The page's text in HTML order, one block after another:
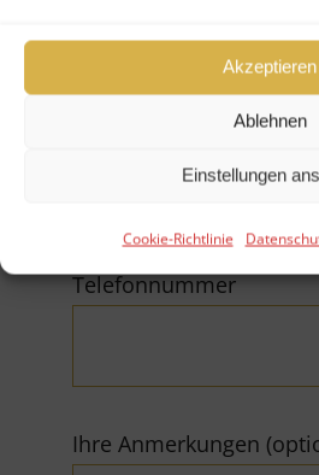
Akzeptieren
Ablehnen
Einstellungen
Cookie-Richtlinie
E-Mail (*Pflichtfeld)
Telefonnummer
Ihre Anmerkungen